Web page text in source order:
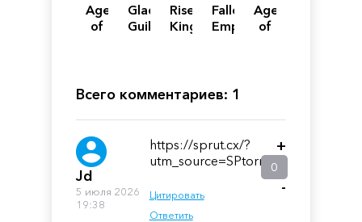
Age
of
Edition
Gladiator
Guild
Risen
Kingdom
Fallen
Empires
Age
of
Всего комментариев: 1
Jd
5 июля 2026
19:38
https://sprut.cx/?
utm_source=SPtorrent
Цитировать
Ответить
+
0
-